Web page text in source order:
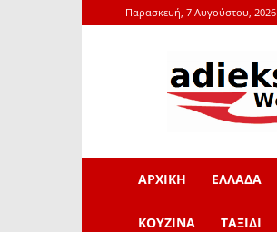
Παρασκευή, 7 Αυγούστου, 2026
ΑΡΧΙΚΗ ΕΛΛΑΔΑ
ΚΟΥΖΙΝΑ ΤΑΞΙΔΙ